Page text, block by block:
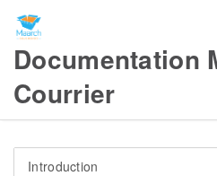
Documentation
Courrier
Introduction